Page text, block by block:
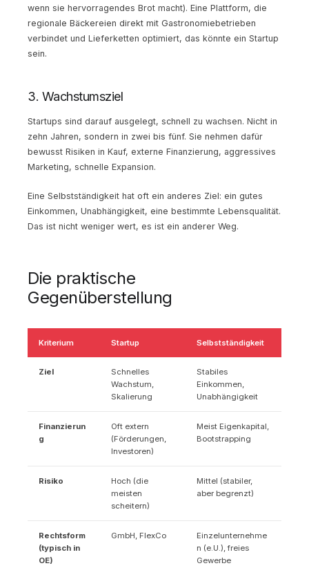
wenn sie hervorragendes Brot macht). Eine Plattform, die
regionale Bäckereien direkt mit Gastronomiebetrieben
verbindet und Lieferketten optimiert, das könnte ein Startup
sein.
3. Wachstumsziel
Startups sind darauf ausgelegt, schnell zu wachsen. Nicht in
zehn Jahren, sondern in zwei bis fünf. Sie nehmen dafür
bewusst Risiken in Kauf, externe Finanzierung, aggressives
Marketing, schnelle Expansion.
Eine Selbstständigkeit hat oft ein anderes Ziel: ein gutes
Einkommen, Unabhängigkeit, eine bestimmte Lebensqualität.
Das ist nicht weniger wert, es ist ein anderer Weg.
Die praktische
Gegenüberstellung
Kriterium Startup Selbstständigkeit
Ziel
Schnelles
Wachstum,
Skalierung
Stabiles
Einkommen,
Unabhängigkeit
Finanzierun
g
Oft extern
(Förderungen,
Investoren)
Meist Eigenkapital,
Bootstrapping
Risiko
Hoch (die
meisten
scheitern)
Mittel (stabiler,
aber begrenzt)
Rechtsform
(typisch in
OE)
GmbH, FlexCo
Einzelunternehme
n (e.U.), freies
Gewerbe